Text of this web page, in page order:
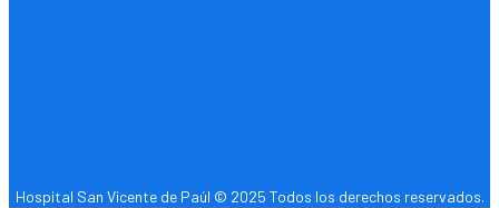
Hospital San Vicente de Paúl © 2025 Todos los derechos reservados.